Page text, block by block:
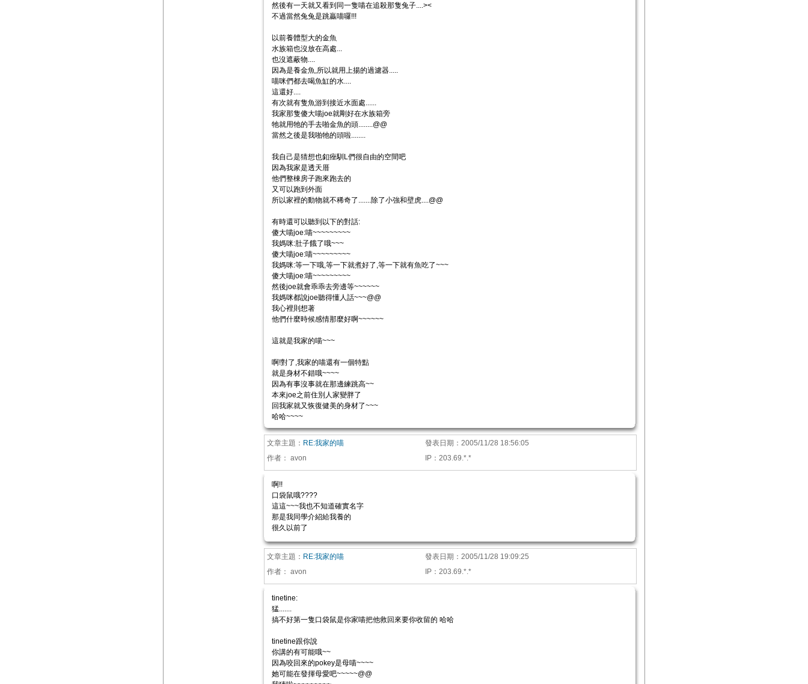
然後有一天就又看到同一隻喵在追殺那隻兔子....><
不過當然兔兔是跳贏喵囉!!!
以前養體型大的金魚
水族箱也沒放在高處...
也沒遮蔽物....
因為是養金魚,所以就用上揚的過濾器.....
喵咪們都去喝魚缸的水....
這還好....
有次就有隻魚游到接近水面處......
我家那隻傻大喵joe就剛好在水族箱旁
牠就用牠的手去啪金魚的頭........@@
當然之後是我啪牠的頭啦........
我自己是猜想也釦痤馴L們很自由的空間吧
因為我家是透天厝
他們整棟房子跑來跑去的
又可以跑到外面
所以家裡的動物就不稀奇了.......除了小強和壁虎....@@
有時還可以聽到以下的對話:
傻大喵joe:喵~~~~~~~~~
我媽咪:肚子餓了哦~~~
傻大喵joe:喵~~~~~~~~~
我媽咪:等一下哦,等一下就煮好了,等一下就有魚吃了~~~
傻大喵joe:喵~~~~~~~~~
然後joe就會乖乖去旁邊等~~~~~~
我媽咪都說joe聽得懂人話~~~@@
我心裡則想著
他們什麼時候感情那麼好啊~~~~~~
這就是我家的喵~~~
啊!對了,我家的喵還有一個特點
就是身材不錯哦~~~~
因為有事沒事就在那邊練跳高~~
本來joe之前住別人家變胖了
回我家就又恢復健美的身材了~~~
哈哈~~~~
文章主題： RE:我家的喵 發表日期： 2005/11/28 18:56:05
作者： avon IP ： 203.69.*.*
啊!!
口袋鼠哦????
這這~~~我也不知道確實名字
那是我同學介紹給我養的
很久以前了
文章主題： RE:我家的喵 發表日期： 2005/11/28 19:09:25
作者： avon IP ： 203.69.*.*
tinetine:
猛.......
搞不好第一隻口袋鼠是你家喵把他救回來要你收留的 哈哈
tinetine跟你說
你講的有可能哦~~
因為咬回來的pokey是母喵~~~~
她可能在發揮母愛吧~~~~~@@